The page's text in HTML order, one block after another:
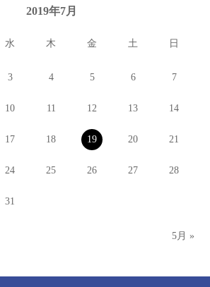
2019年7月
水 木 金 土 日
3 4 5 6 7
10 11 12 13 14
17 18 19 20 21
24 25 26 27 28
31
5月 »